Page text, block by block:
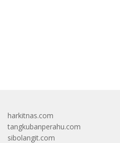
harkitnas.com
tangkubanperahu.com
sibolangit.com